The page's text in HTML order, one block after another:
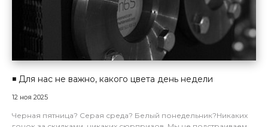
◾️ Для нас не важно, какого цвета день недели
12 ноя 2025
Черная пятница? Серая среда? Белый понедельник?Никаких